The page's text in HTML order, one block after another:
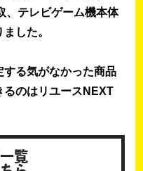
、テレビゲーム機本体
した。
する気がなかった商品
るのはリユースNEXT
覧